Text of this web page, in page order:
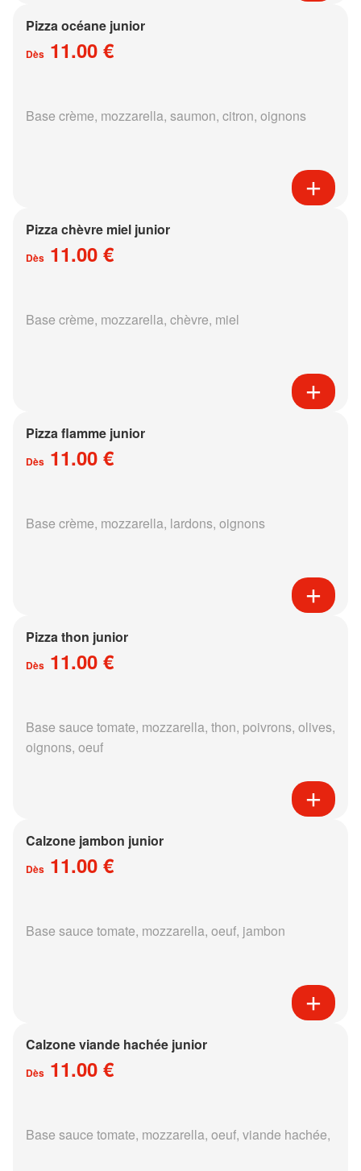
Pizza océane junior
Dès 11.00 €
Base crème, mozzarella, saumon, citron, oignons
Pizza chèvre miel junior
Dès 11.00 €
Base crème, mozzarella, chèvre, miel
Pizza flamme junior
Dès 11.00 €
Base crème, mozzarella, lardons, oignons
Pizza thon junior
Dès 11.00 €
Base sauce tomate, mozzarella, thon, poivrons, olives,
oignons, oeuf
Calzone jambon junior
Dès 11.00 €
Base sauce tomate, mozzarella, oeuf, jambon
Calzone viande hachée junior
Dès 11.00 €
Base sauce tomate, mozzarella, oeuf, viande hachée,